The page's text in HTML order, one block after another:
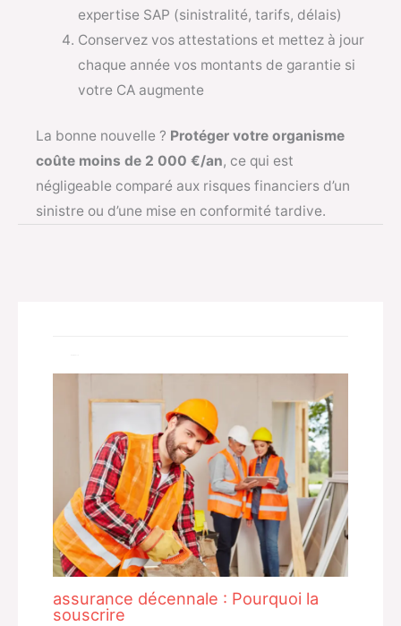
expertise SAP (sinistralité, tarifs, délais)
Conservez vos attestations et mettez à jour
chaque année vos montants de garantie si
votre CA augmente
La bonne nouvelle ? Protéger votre organisme
coûte moins de 2 000 €/an, ce qui est
négligeable comparé aux risques financiers d’un
sinistre ou d’une mise en conformité tardive.
assurance décennale : Pourquoi la
souscrire